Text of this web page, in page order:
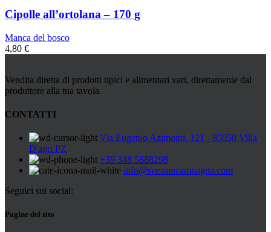
Cipolle all’ortolana – 170 g
Manca del bosco
4,80 €
Vendita diretta di prodotti tipici e alimentari vari, direttamente dal
produttore alla tua tavola.
CONTATTI
Via Eugenio Azimonti, 121 - 85050 Villa
D'agri PZ
+39 348 5888298
info@spesaincampagna.com
Seguici sui social:
Pagine del sito